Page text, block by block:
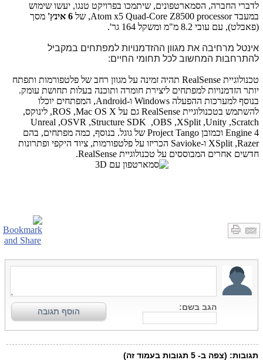
לדברי החברה, הסמארטפונים, שיתמכו בפרויקט טנגו, יעשו שימוש
במעבדAtom x5 Quad-Core Z8500 processor, של 6 אינץ'
מסך
(פאבלט), עם עובי 8.2 מ"מ ומשקל 164 גר'.
אינטל מרחיבה את מגוון ההזדמנויות למפתחים במקביל
להתרחבות המחשוב לכל תחומי החיים:
טכנולוגיית RealSense תהיה זמינה על מגוון רחב של פלטפורמות ותפתח
יותר הזדמנויות למפתחים ליצירת חומרה ותוכנה בעלות תחושת עומק.
בנוסף למערכות ההפעלה Windows ו-Android, המפתחים יוכלו
להשתמש בטכנולוגיית RealSense גם על Mac OS X
,
ROS, לינוקס,
Scratch
,
Unity
,
XSplit
,
OBS
,
Structure SDK
,
OSVR
,
Unreal
Engine 4 וכמובן Project Tango של גוגל. בנוסף, כמה מפתחים, בהם
Razer
,
XSplit ו-Savioke הכריזו על פלטפורמות, ציוד היקפי ופתרונות
חדשים אחרים המבוססים על טכנולוגיית RealSense
.